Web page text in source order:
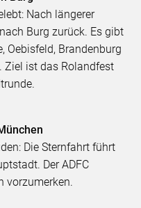
Nach längerer
Burg zurück. Es gibt
Oebisfeld, Brandenburg
. Ziel ist das Rolandfest
Die Sternfahrt führt
Der ADFC
vorzumerken.